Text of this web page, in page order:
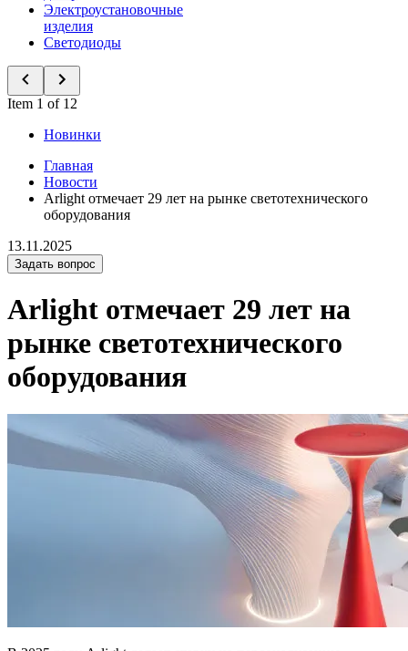
Электроустановочные
изделия
Светодиоды
Item 1 of 12
Новинки
Главная
Новости
Arlight отмечает 29 лет на рынке светотехнического
оборудования
13.11.2025
Задать вопрос
Arlight отмечает 29 лет на
рынке светотехнического
оборудования